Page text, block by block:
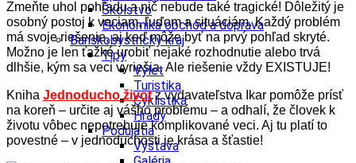
Školstvo
Ekonomika obchod a doprava
Banskobystrický kraj
Tipy
Výlet
Turistika
Cyklistika
Hrady
Podujatia
Výstava
Zmeňte uhol pohľadu a nič nebude také tragické! Dôležitý je
osobný postoj k veciam, ľuďom a situáciám. Každý problém
má svoje riešenie, aj keď môže byť na prvý pohľad skryté.
Možno je len ťažké urobiť nejaké rozhodnutie alebo trvá
dlhšie, kým sa veci vyriešia. Ale riešenie vždy EXISTUJE!
Kniha Jednoducho životz vydavateľstva Ikar pomôže prísť
na koreň – určite aj vášho problému – a odhalí, že človek k
životu vôbec nepotrebuje komplikované veci. Aj tu platí to
povestné – v jednoduchosti je krása a šťastie!